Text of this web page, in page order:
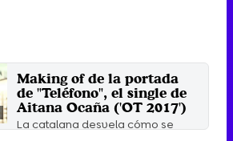
Making of de la portada
de "Teléfono", el single de
Aitana Ocaña ('OT 2017')
La catalana desvela cómo se